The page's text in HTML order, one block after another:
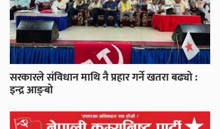
सरकारले संविधान माथि नै प्रहार गर्ने खतरा बढ्यो :
इन्द्र आङ्बो